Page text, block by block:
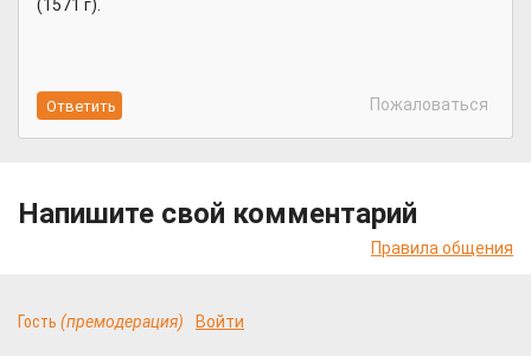
(1571 г).
Пожаловаться
Напишите свой комментарий
Правила общения
Гость (премодерация) Войти